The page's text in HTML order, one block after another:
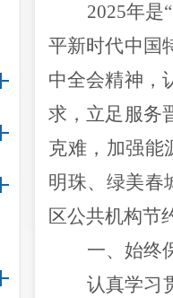
2025年是
平新时代中国
中全会精神，
求，立足服务
克难，加强能
明珠、绿美春
区公共机构节
一、始终
认真学习